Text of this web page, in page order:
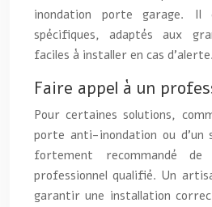
inondation porte garage. Il
spécifiques, adaptés aux
faciles à installer en cas d’alerte.
Faire appel à un
Pour certaines solutions,
porte anti-inondation ou d’un
fortement recommandé
professionnel qualifié. Un
garantir une installation